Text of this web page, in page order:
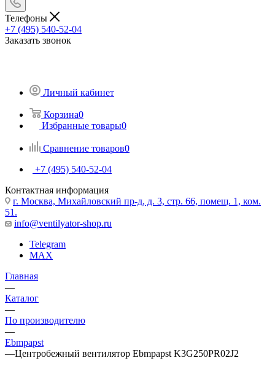
Телефоны
+7 (495) 540-52-04
Заказать звонок
Личный кабинет
Корзина0
Избранные товары0
Сравнение товаров0
+7 (495) 540-52-04
Контактная информация
г. Москва, Михайловский пр-д, д. 3, cтр. 66, помещ. 1, ком.
51.
info@ventilyator-shop.ru
Telegram
MAX
Главная
—
Каталог
—
По производителю
—
Ebmpapst
—Центробежный вентилятор Ebmpapst K3G250PR02J2